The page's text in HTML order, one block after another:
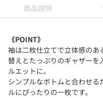
商品説明
《POINT》
袖は二枚仕立てで立体感のあ
替えとたっぷりのギャザー
ルエットに。
シンプルなボトムと合わせ
ルにぴったりの一枚です。